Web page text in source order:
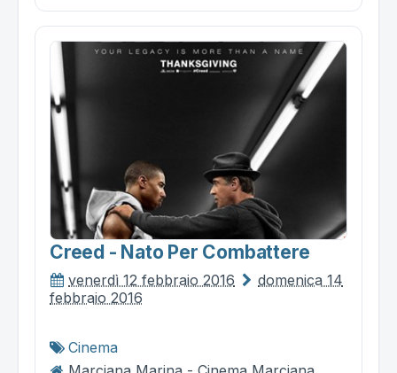
Creed - Nato Per Combattere
venerdì 12 febbraio 2016
domenica 14
febbraio 2016
Cinema